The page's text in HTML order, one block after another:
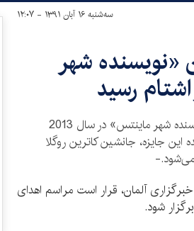
سه‌شنبه ۱۶ آبان ۱۳۹۱ - ۱۲:۰۷
«نویسنده شهر
رسید
پتر اشتام نویسنده سوییسی به عنوان «نویسنده شهر ماینتس» در سال 2013
این جایزه، جانشین کاترین روگلا
می‌شود.-
آلمان، قرار است مراسم اهدای